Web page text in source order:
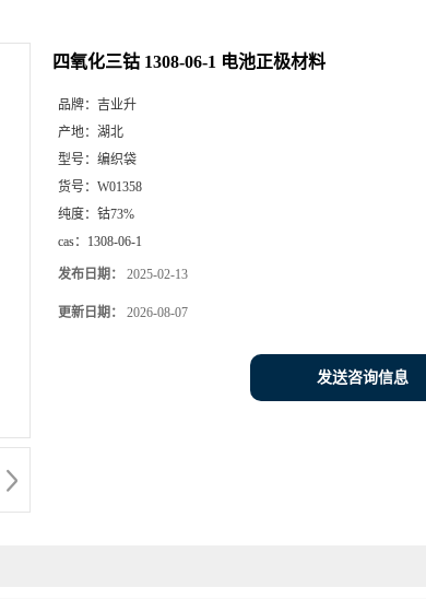
四氧化三钴 1308-06-1 电池正极材料
品牌： 吉业升
产地： 湖北
型号： 编织袋
货号： W01358
纯度： 钴73%
cas： 1308-06-1
发布日期： 2025-02-13
更新日期： 2026-08-07
发送咨询信息